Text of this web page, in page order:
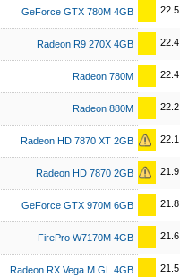
GeForce GTX 780M 4GB 22.5
Radeon R9 270X 4GB 22.4
Radeon 780M 22.4
Radeon 880M 22.2
Radeon HD 7870 XT 2GB 22.1
Radeon HD 7870 2GB 21.9
GeForce GTX 970M 6GB 21.8
FirePro W7170M 4GB 21.6
Radeon RX Vega M GL 4GB 21.5